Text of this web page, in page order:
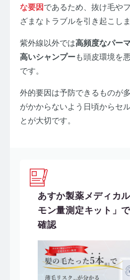
な要因 であるため、抜け毛や
ざまなトラブルを引き起こしま
紫外線以外では高頻度なパー
高いシャンプーも頭皮環境を
です。
外的要因は予防できるものが
がかからないよう日頃からセ
とが大切です。
あすか製薬メディカ
モン量測定キット」
確認